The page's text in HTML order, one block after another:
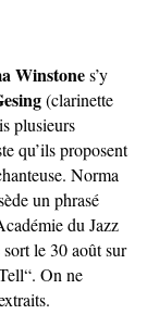
Winstones’y
(clarinette
plusieurs
qu’ils proposent
Norma
un phrasé
du Jazz
le 30 août sur
On ne